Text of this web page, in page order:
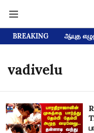
BREAKING ஆயுத
vadivelu